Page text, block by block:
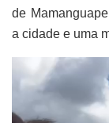
de
a cidade e uma
Tocador
de